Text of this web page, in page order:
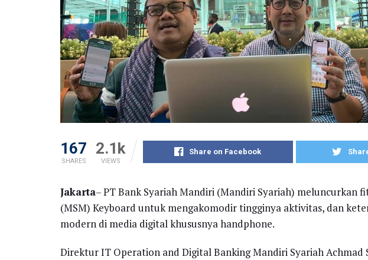
167
SHARES
2.1k
VIEWS
Share on Facebook
Jakarta– PT Bank Syariah Mandiri (Mandiri Syariah) meluncurkan
(MSM) Keyboard untuk mengakomodir tingginya aktivitas, dan
modern di media digital khususnya handphone.
Direktur IT Operation and Digital Banking Mandiri Syariah Achmad